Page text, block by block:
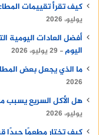
كيف تقرأ تقييمات
يوليو، 2026
أفضل العادات
اليوم
29 يوليو، 2026
ما الذي يجعل بعض
2026
هل الأكل السريع يسبب
يوليو، 2026